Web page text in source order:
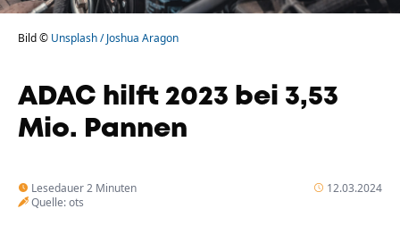
Unternehmen
Das geheime Geräusch
Fotobox
Programm
Handwerker
Bild © Unsplash / Joshua Aragon
ADAC hilft 2023 bei 3,53
Mio. Pannen
Lesedauer 2 Minuten
Quelle: ots
12.03.2024